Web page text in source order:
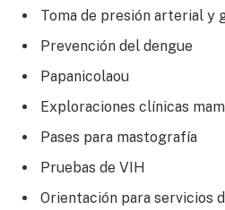
Toma de presión arterial y
Prevención del dengue
Papanicolaou
Exploraciones clínicas
Pases para mastografía
Pruebas de VIH
Orientación para servicios